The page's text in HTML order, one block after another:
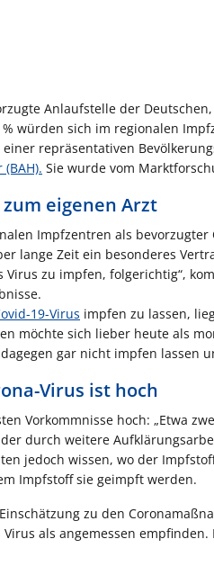
Anlaufstelle der
würden sich im regionalen
repräsentativen
Sie wurde vom
eigenen Arzt
Impfzentren als
lange Zeit ein besonderes
zu impfen, folgerichtig“,
19-Virus impfen zu lassen,
möchte sich lieber heute als
gar nicht impfen lassen
Virus ist hoch
Vorkommnisse hoch: „Etwa
durch weitere
jedoch wissen, wo der
Impfstoff sie geimpft werden.
zu den
als angemessen